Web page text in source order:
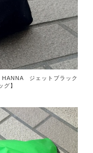
ジェットブラック
グ】